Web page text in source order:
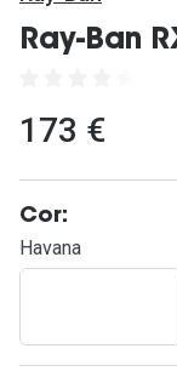
Ray-Ban
173 €
Cor:
Havana